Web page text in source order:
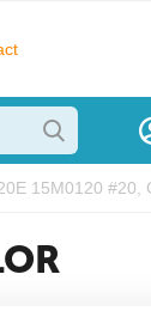
15M0120 #20,